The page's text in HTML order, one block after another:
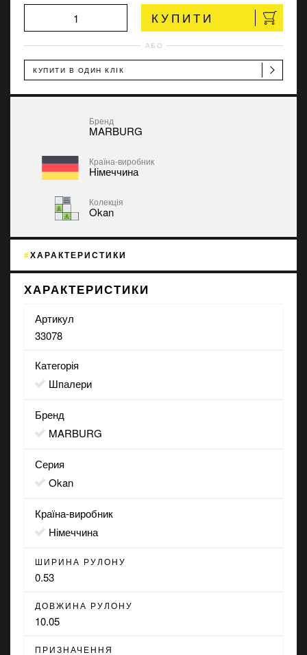
КУПИТИ
АБО
КУПИТИ В ОДИН КЛІК
Бренд
MARBURG
Країна-виробник
Німеччина
Колекція
Okan
ХАРАКТЕРИСТИКИ
ХАРАКТЕРИСТИКИ
Артикул
33078
Категорія
Шпалери
Бренд
MARBURG
Серия
Okan
Країна-виробник
Німеччина
ШИРИНА РУЛОНУ
0.53
ДОВЖИНА РУЛОНУ
10.05
ПРИЗНАЧЕННЯ